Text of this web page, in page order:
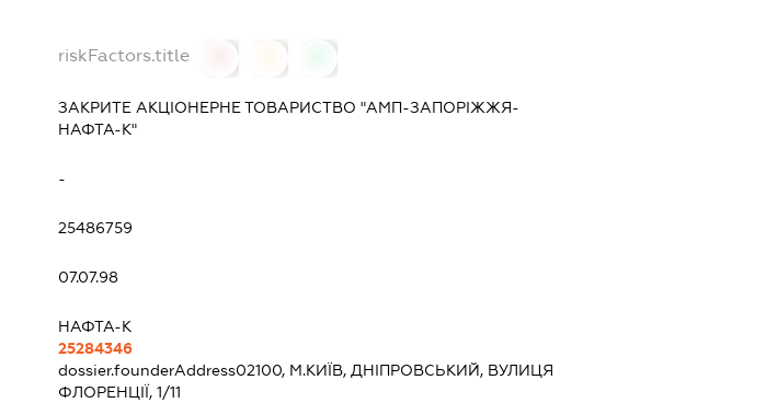
riskFactors.title
ЗАКРИТЕ АКЦІОНЕРНЕ ТОВАРИСТВО "АМП-ЗАПОРІЖЖЯ-
НАФТА-К"
-
25486759
07.07.98
НАФТА-К
25284346
dossier.founderAddress02100, М.КИЇВ, ДНІПРОВСЬКИЙ, ВУЛИЦЯ
ФЛОРЕНЦІЇ, 1/11